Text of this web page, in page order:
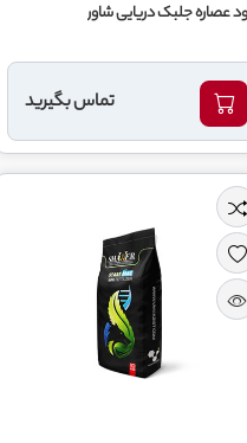
عصاره جلبک دریایی شاور
تماس بگیرید